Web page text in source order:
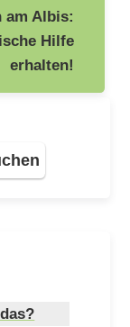
am Albis:
Hilfe
erhalten!